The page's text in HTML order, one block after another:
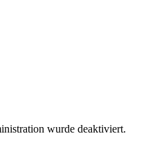
wurde deaktiviert.